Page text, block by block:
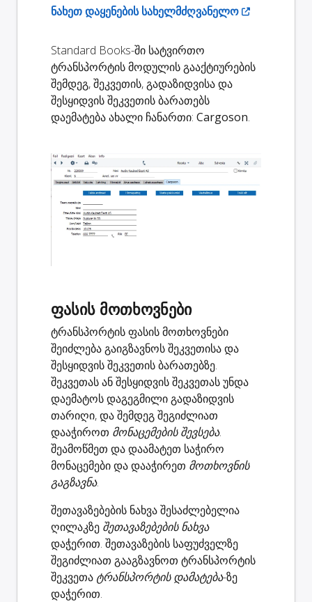
ნახეთ დაყენების სახელმძღვანელო
Standard Books-ში სატვირთო
ტრანსპორტის მოდულის გააქტიურების
შემდეგ, შეკვეთის, გადაზიდვისა და
შესყიდვის შეკვეთის ბარათებს
დაემატება ახალი ჩანართი: Cargoson.
ფასის მოთხოვნები
ტრანსპორტის ფასის მოთხოვნები
შეიძლება გაიგზავნოსშეკვეთისადა
შესყიდვის შეკვეთისბარათებზე.
შეკვეთას ან შესყიდვის შეკვეთას უნდა
დაემატოს დაგეგმილი გადაზიდვის
თარიღი, და შემდეგ შეგიძლიათ
დააჭიროთ მონაცემების შევსება.
შეამოწმეთ და დაამატეთ საჭირო
მონაცემები და დააჭირეთ მოთხოვნის
გაგზავნა.
შეთავაზებების ნახვა შესაძლებელია
ღილაკზე შეთავაზებების ნახვა
დაჭერით. შეთავაზების საფუძველზე
შეგიძლიათ გააგზავნოთ ტრანსპორტის
შეკვეთა ტრანსპორტის დამატება-ზე
დაჭერით.